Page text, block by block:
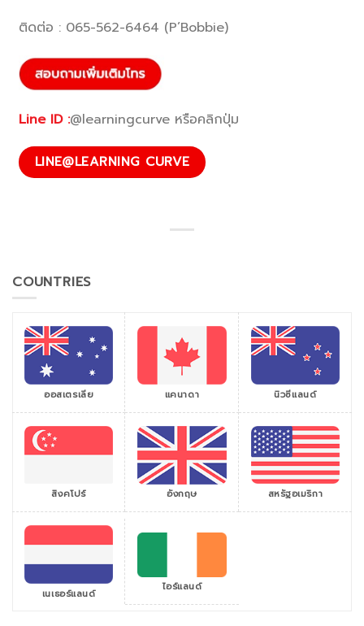
ติดต่อ : 065-562-6464 (P’Bobbie)
Line ID :@learningcurve หรือคลิกปุ่ม
LINE@LEARNING CURVE
COUNTRIES
ออสเตรเลีย แคนาดา นิวซีแลนด์
สิงคโปร์ อังกฤษ สหรัฐอเมริกา
เนเธอร์แลนด์ ไอร์แลนด์